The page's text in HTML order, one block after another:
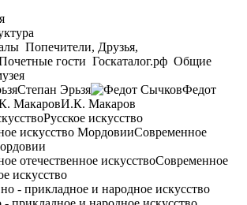
Попечители, Друзья,
гости Госкаталог.рф Общие
Степан Эрьзя
Федот
И.К. Макаров
Русское искусство
Современное
Современное
искусство